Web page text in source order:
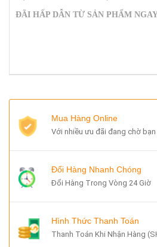
ĐÃI HẤP DẪN TỪ SẢN PHẨM
Mua Hàng Online
Với nhiều ưu đãi đang chờ bạn
Đổi Hàng Nhanh Chóng
Đổi Hàng Trong Vòng 24 Giờ
Hình Thức Thanh Toán
Thanh Toán Khi Nhận Hàng